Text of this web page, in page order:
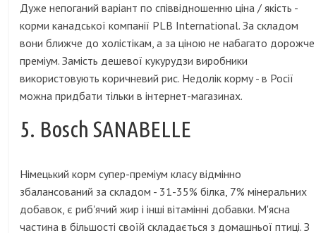
Дуже непоганий варіант по співвідношенню ціна / якість -
корми канадської компанії PLB International. За складом
вони ближче до холістікам, а за ціною не набагато дорожче
преміум. Замість дешевої кукурудзи виробники
використовують коричневий рис. Недолік корму - в Росії
можна придбати тільки в інтернет-магазинах.
5. Bosch SANABELLE
Німецький корм супер-преміум класу відмінно
збалансований за складом - 31-35% білка, 7% мінеральних
добавок, є риб'ячий жир і інші вітамінні добавки. М'ясна
частина в більшості своїй складається з домашньої птиці. З